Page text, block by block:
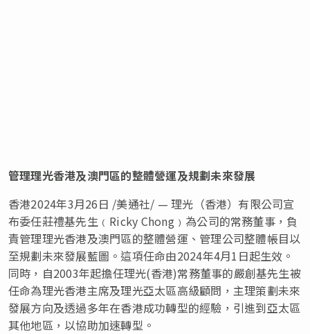
管理理光香港及澳門區的整體營運及規劃未來發展
香港2024年3月26日 /美通社/ — 理光（香港）有限公司宣
布委任莊禮基先生﹙Ricky Chong﹚為公司的常務董事，負
責管理理光香港及澳門區的整體營運、管理公司整體帳目以
至規劃未來發展藍圖。這項任命由2024年4月1日起生效。
同時，自2003年起擔任理光(香港)常務董事的嚴創基先生被
任命為理光香港主席及理光亞太區高級顧問，主理策劃未來
發展方向及透過多年在香港成功轉型的經驗，引進到亞太區
其他地區，以協助加速轉型。